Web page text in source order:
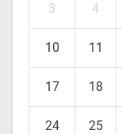
3 4
10 11
17 18
24 25